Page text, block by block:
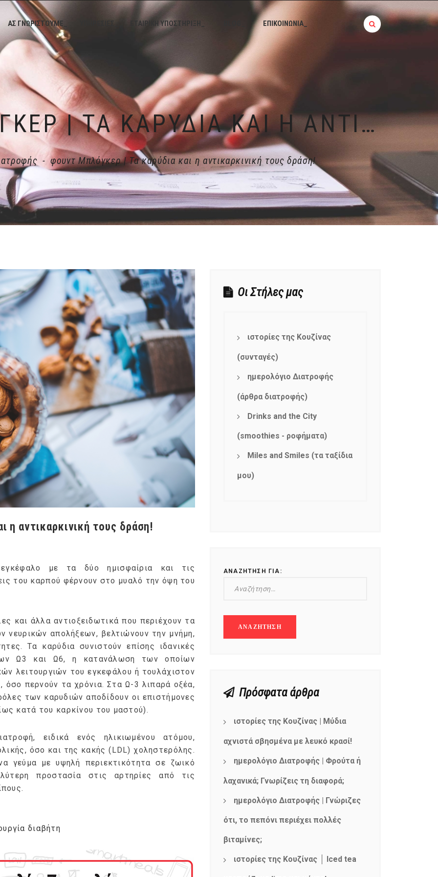
ΑΣ ΓΝΩΡΙΣΤΟΥΜΕ_ ΕΤΑΙΡΙΚΗ ΥΠΟΣΤΗΡΙΞΗ_ ΕΠΙΚΟΙΝΩΝΙΑ_
ΦΟΥΝΤ ΜΠΛΌΓΚΕΡ | ΤΑ ΚΑΡΎΔΙΑ ΚΑΙ Η ΑΝΤΙΚΑΡΚΙΝΙΚΉ ΤΟΥΣ ΔΡΆΣΗ!
- φουντ Μπλόγκερ | Τα καρύδια και η αντικαρκινική τους δράση!
αντικαρκινική τους δράση!
με τα δύο ημισφαίρια και τις
του καρπού φέρνουν στο μυαλό την όψη του
και άλλα αντιοξειδωτικά που περιέχουν τα
νευρικών απολήξεων, βελτιώνουν την μνήμη,
Tα καρύδια συνιστούν επίσης ιδανικές
Ω3 και Ω6, η κατανάλωση των οποίων
λειτουργιών του εγκεφάλου ή τουλάχιστον
περνούν τα χρόνια. Στα Ω-3 λιπαρά οξέα,
των καρυδιών αποδίδουν οι επιστήμονες
κατά του καρκίνου του μαστού).
ειδικά ενός ηλικιωμένου ατόμου,
όσο και της κακής (LDL) χοληστερόλης.
γεύμα με υψηλή περιεκτικότητα σε ζωικό
προστασία στις αρτηρίες από τις
διαβήτη
Οι Στήλες μας
ιστορίες της Κουζίνας
(συνταγές)
ημερολόγιο Διατροφής
(άρθρα διατροφής)
Drinks and the City
(smoothies - ροφήματα)
Miles and Smiles (τα ταξίδια
μου)
ΑΝΑΖΉΤΗΣΗ ΓΙΑ:
Πρόσφατα άρθρα
ιστορίες της Κουζίνας | Μύδια
αχνιστά σβησμένα με λευκό κρασί!
ημερολόγιο Διατροφής | Φρούτα ή
λαχανικά; Γνωρίζεις τη διαφορά;
ημερολόγιο Διατροφής | Γνώριζες
ότι, το πεπόνι περιέχει πολλές
βιταμίνες;
ιστορίες της Κουζίνας │ Iced tea